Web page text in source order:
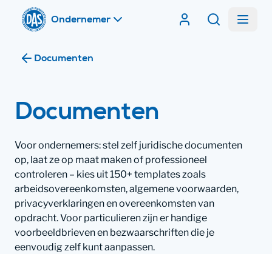
Home
Contracten van
ZoekenMenu
Documenten
Documenten
Voor ondernemers: stel zelf juridische documenten
op, laat ze op maat maken of professioneel
controleren – kies uit 150+ templates zoals
arbeidsovereenkomsten, algemene voorwaarden,
privacyverklaringen en overeenkomsten van
opdracht. Voor particulieren zijn er handige
voorbeeldbrieven en bezwaarschriften die je
eenvoudig zelf kunt aanpassen.